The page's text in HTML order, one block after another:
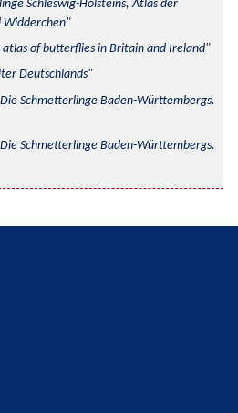
Schleswig-Holsteins, Atlas der
Widderchen
of butterflies in Britain and Ireland
Deutschlands
Schmetterlinge Baden-Württembergs.
Schmetterlinge Baden-Württembergs.